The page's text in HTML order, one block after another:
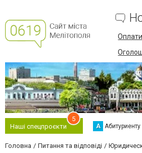
Наші спецпроєкти
5
А
Головна Питання та відповіді